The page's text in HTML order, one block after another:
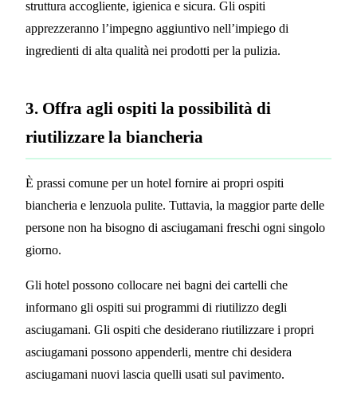
struttura accogliente, igienica e sicura. Gli ospiti
apprezzeranno l’impegno aggiuntivo nell’impiego di
ingredienti di alta qualità nei prodotti per la pulizia.
3. Offra agli ospiti la possibilità di
riutilizzare la biancheria
È prassi comune per un hotel fornire ai propri ospiti
biancheria e lenzuola pulite. Tuttavia, la maggior parte delle
persone non ha bisogno di asciugamani freschi ogni singolo
giorno.
Gli hotel possono collocare nei bagni dei cartelli che
informano gli ospiti sui programmi di riutilizzo degli
asciugamani. Gli ospiti che desiderano riutilizzare i propri
asciugamani possono appenderli, mentre chi desidera
asciugamani nuovi lascia quelli usati sul pavimento.